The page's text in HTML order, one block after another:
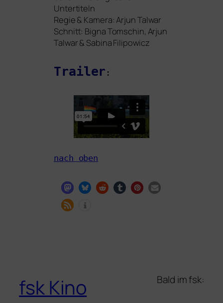
Untertiteln
Regie& Kamera: Arjun Talwar
Schnitt: Bigna Tomschin, Arjun
Talwar& Sabina Filipowicz
Trailer :
nach oben
fsk Kino Bald im fsk: